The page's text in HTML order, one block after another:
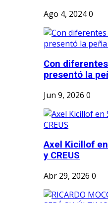
Ago 4, 20240
Con
presentó la
Jun 9, 2026 0
Axel Kicillof
y CREUS
Abr 29, 2026 0